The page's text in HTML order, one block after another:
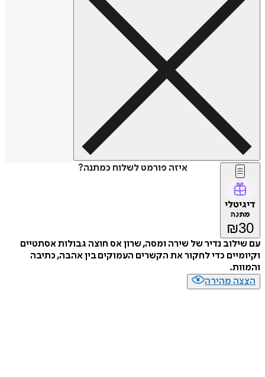
איזה פורמט לשלוח כמתנה?
דיגיטלי
מתנה
₪30
עם שילוב נדיר של שירה ומסה, שרון אס חוצה גבולות אסתטיים
וקיומיים כדי לחקור את הקשרים העמוקים בין אהבה, כתיבה
והמוות.
הצצה מהירה